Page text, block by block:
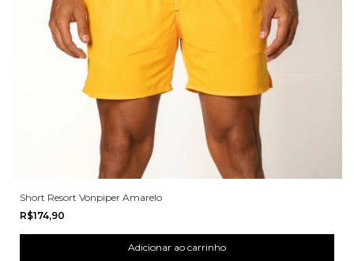
Short Resort Vonpiper Amarelo
R$174,90